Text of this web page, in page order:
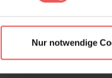
Nur notwendige